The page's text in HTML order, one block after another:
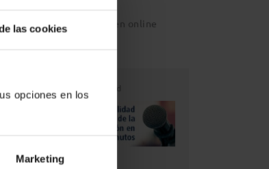
las cookies
opciones en los
Marketing
Ahora también online
Publicidad